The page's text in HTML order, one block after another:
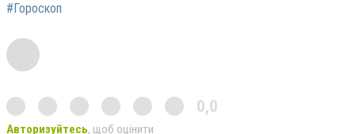
#Гороскоп
0,0
Авторизуйтесь, щоб оцінити